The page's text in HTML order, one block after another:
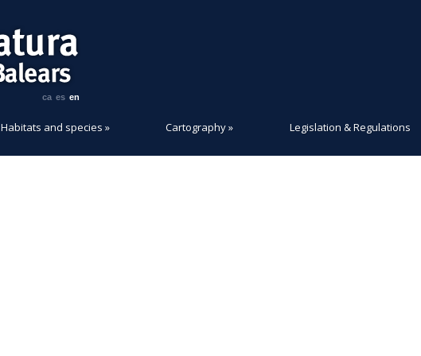
ca es en
Habitats and species » Cartography» Legislation & Regulations